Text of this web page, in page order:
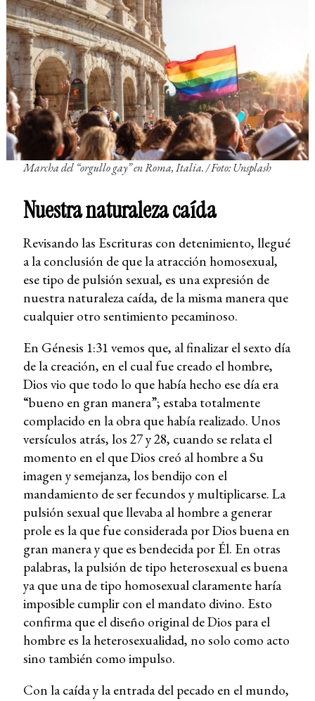
Marcha del “orgullo gay” en Roma, Italia./ Foto: Unsplash
Nuestra naturaleza caída
Revisando las Escrituras con detenimiento, llegué
a la conclusión de que la atracción homosexual,
ese tipo de pulsión sexual, es una expresión de
nuestra naturaleza caída, de la misma manera que
cualquier otro sentimiento pecaminoso.
En Génesis 1:31 vemos que, al finalizar el sexto día
de la creación, en el cual fue creado el hombre,
Dios vio que todo lo que había hecho ese día era
“bueno en gran manera”; estaba totalmente
complacido en la obra que había realizado. Unos
versículos atrás, los 27 y 28, cuando se relata el
momento en el que Dios creó al hombre a Su
imagen y semejanza, los bendijo con el
mandamiento de ser fecundos y multiplicarse. La
pulsión sexual que llevaba al hombre a generar
prole es la que fue considerada por Dios buena en
gran manera y que es bendecida por Él. En otras
palabras, la pulsión de tipo heterosexual es buena
ya que una de tipo homosexual claramente haría
imposible cumplir con el mandato divino. Esto
confirma que el diseño original de Dios para el
hombre es la heterosexualidad, no solo como acto
sino también como impulso.
Con la caída y la entrada del pecado en el mundo,